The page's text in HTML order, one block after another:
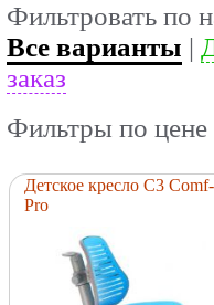
Фильтровать по
Все варианты |
заказ
Фильтры по цене
Детское кресло C3 Comf-
Pro